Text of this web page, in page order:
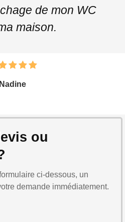
de mon WC
maison.
Nadine
ou
ci-dessous, un
demande immédiatement.